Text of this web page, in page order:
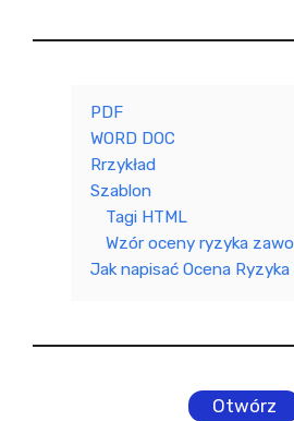
PDF
WORD DOC
Rrzykład
Szablon
Tagi HTML
Wzór oceny ryzyka
Jak napisać Ocena
Otwórz